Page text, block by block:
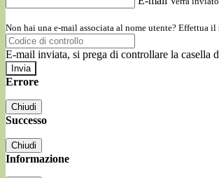
Non hai una e-mail associata al nome utente? Effettua
E-mail inviata, si prega di controllare la casella
Errore
Chiudi
Successo
Chiudi
Informazione